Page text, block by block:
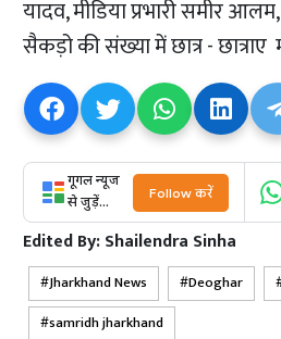
यादव, मीडिया प्रभारी समीर
सैकड़ो की संख्या में छात्र - छात्राए
गूगल न्यूज
से जुड़ें...
Follow करें
Edited By:Shailendra Sinha
Jharkhand News Deoghar
samridh jharkhand